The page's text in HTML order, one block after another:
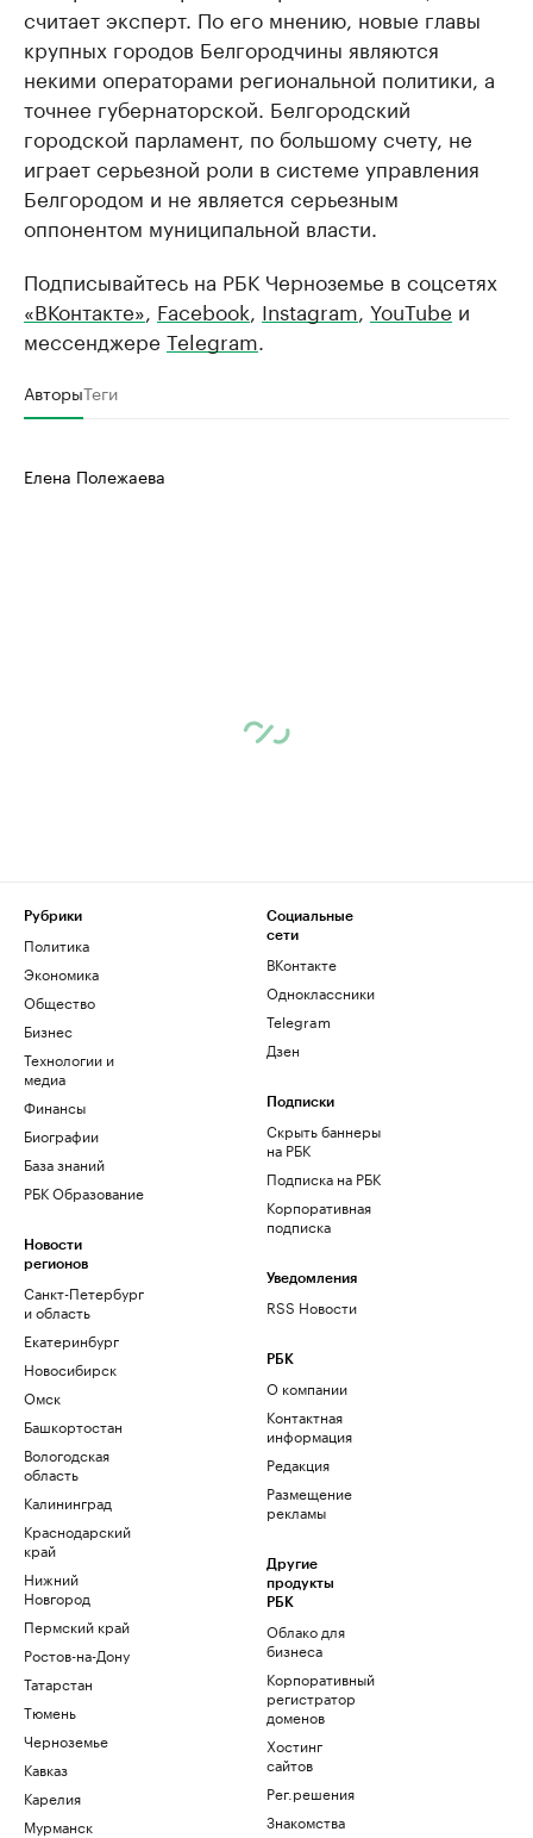
считает эксперт. По его мнению, новые главы
крупных городов Белгородчины являются
некими операторами региональной политики, а
точнее губернаторской. Белгородский
городской парламент, по большому счету, не
играет серьезной роли в системе управления
Белгородом и не является серьезным
оппонентом муниципальной власти.
Подписывайтесь на РБК Черноземье в соцсетях
«ВКонтакте», Facebook, Instagram, YouTube и
мессенджере Telegram.
АвторыТеги
Елена Полежаева
Рубрики
Политика
Экономика
Общество
Бизнес
Технологии и
медиа
Финансы
Биографии
База знаний
РБК Образование
Новости
регионов
Санкт-Петербург
и область
Екатеринбург
Новосибирск
Омск
Башкортостан
Вологодская
область
Калининград
Краснодарский
край
Нижний
Новгород
Пермский край
Ростов-на-Дону
Татарстан
Тюмень
Черноземье
Кавказ
Карелия
Мурманск
Социальные
сети
ВКонтакте
Одноклассники
Telegram
Дзен
Подписки
Скрыть баннеры
на РБК
Подписка на РБК
Корпоративная
подписка
Уведомления
RSS Новости
РБК
О компании
Контактная
информация
Редакция
Размещение
рекламы
Другие
продукты
РБК
Облако для
бизнеса
Корпоративный
регистратор
доменов
Хостинг
сайтов
Рег.решения
Знакомства